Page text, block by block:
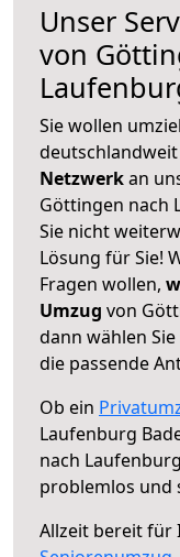
Unser
von
Sie wollen
Netzwerkan
Göttingen nach
Sie nicht
Lösung für Sie!
Fragen wollen,
Umzug von
dann wählen
die passende
Ob ein
Laufenburg
nach
problemlos und
Allzeit bereit für